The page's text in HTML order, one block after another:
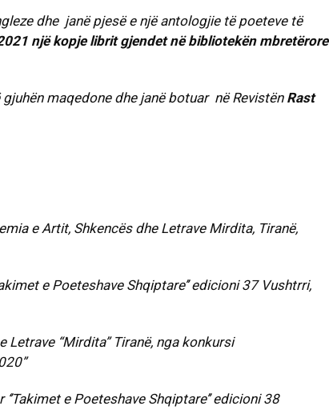
dhe janë pjesë e një antologjie të poeteve të
një kopje librit gjendet në bibliotekën mbretërore
maqedone dhe janë botuar në Revistën Rast
e Artit, Shkencës dhe Letrave Mirdita, Tiranë,
e Poeteshave Shqiptare’’ edicioni 37 Vushtrri,
“Mirdita” Tiranë, nga konkursi
e Poeteshave Shqiptare’’ edicioni 38